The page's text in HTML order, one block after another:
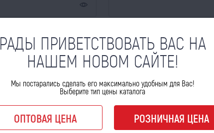
РАДЫ ПРИВЕТСТВОВАТЬ ВАС НА
НАШЕМ НОВОМ САЙТЕ!
Мы постарались сделать его максимально удобным для Вас!
Выберите тип цены каталога
ОПТОВАЯ ЦЕНА РОЗНИЧНАЯ ЦЕНА